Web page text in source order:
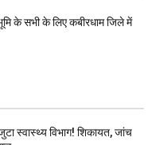
के सभी के लिए कबीरधाम जिले में
स्वास्थ्य विभाग! शिकायत, जांच